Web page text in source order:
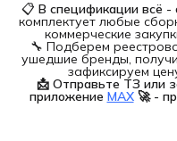
📋 В спецификации всё -
комплектует любые
коммерческие
🔧 Подберем
ушедшие бренды,
зафиксируем
📩 Отправьте ТЗ или
приложение MAX 🚀 -